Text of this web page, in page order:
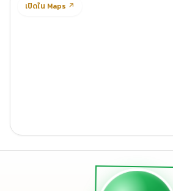
เปิดใน Maps ↗